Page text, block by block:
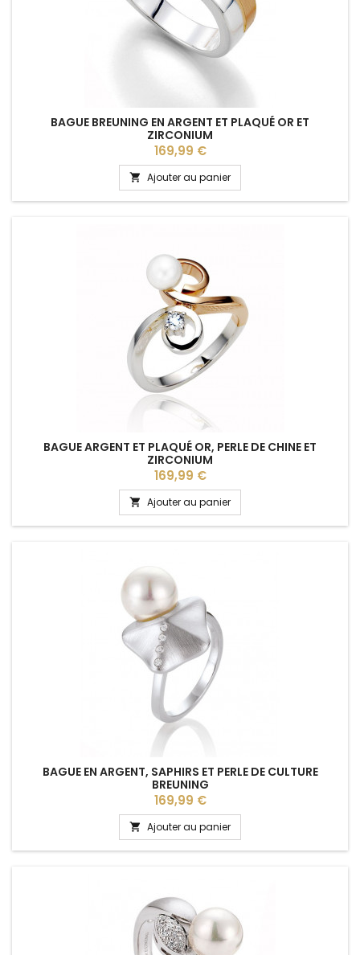
BAGUE BREUNING EN ARGENT ET PLAQUÉ OR ET
ZIRCONIUM
Prix
169,99 €
 Ajouter au panier
BAGUE ARGENT ET PLAQUÉ OR, PERLE DE CHINE ET
ZIRCONIUM
Prix
169,99 €
 Ajouter au panier
BAGUE EN ARGENT, SAPHIRS ET PERLE DE CULTURE
BREUNING
Prix
169,99 €
 Ajouter au panier